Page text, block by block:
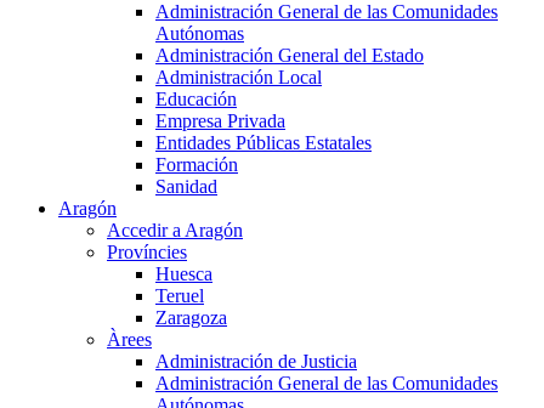
Administración General de las Comunidades
Autónomas
Administración General del Estado
Administración Local
Educación
Empresa Privada
Entidades Públicas Estatales
Formación
Sanidad
Aragón
Accedir a Aragón
Províncies
Huesca
Teruel
Zaragoza
Àrees
Administración de Justicia
Administración General de las Comunidades